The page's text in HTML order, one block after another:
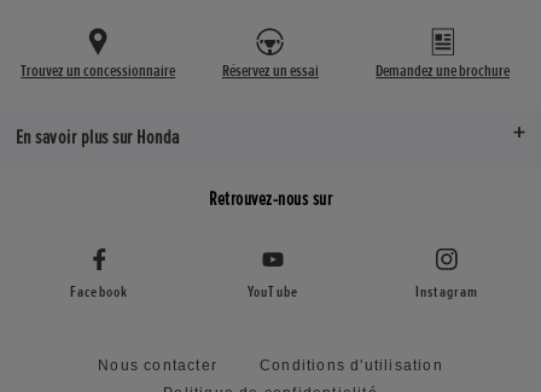
Trouvez un concessionnaire Réservez un essai Demandez une brochure
En savoir plus sur Honda
Retrouvez-nous sur
Facebook YouTube Instagram
Nous contacter
Conditions d'utilisation